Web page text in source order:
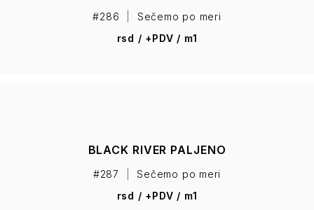
#286
Sečemo po meri
rsd / +PDV / m1
BLACK RIVER PALJENO
#287
Sečemo po meri
rsd / +PDV / m1